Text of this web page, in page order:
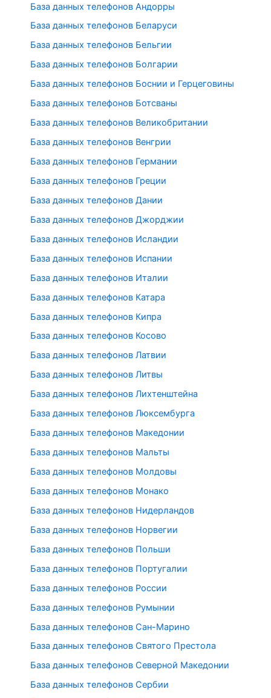
База данных телефонов Андорры
База данных телефонов Беларуси
База данных телефонов Бельгии
База данных телефонов Болгарии
База данных телефонов Боснии и Герцеговины
База данных телефонов Ботсваны
База данных телефонов Великобритании
База данных телефонов Венгрии
База данных телефонов Германии
База данных телефонов Греции
База данных телефонов Дании
База данных телефонов Джорджии
База данных телефонов Исландии
База данных телефонов Испании
База данных телефонов Италии
База данных телефонов Катара
База данных телефонов Кипра
База данных телефонов Косово
База данных телефонов Латвии
База данных телефонов Литвы
База данных телефонов Лихтенштейна
База данных телефонов Люксембурга
База данных телефонов Македонии
База данных телефонов Мальты
База данных телефонов Молдовы
База данных телефонов Монако
База данных телефонов Нидерландов
База данных телефонов Норвегии
База данных телефонов Польши
База данных телефонов Португалии
База данных телефонов России
База данных телефонов Румынии
База данных телефонов Сан-Марино
База данных телефонов Святого Престола
База данных телефонов Северной Македонии
База данных телефонов Сербии